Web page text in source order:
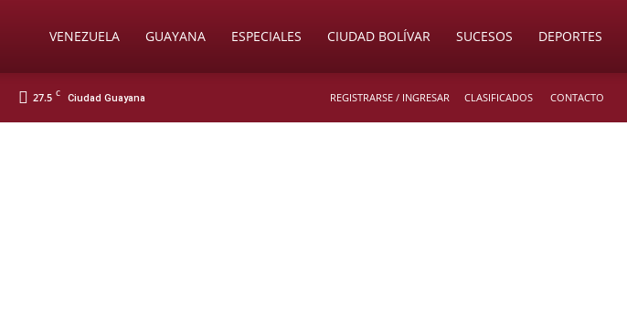
SoyVENEZUELA GUAYANA ESPECIALES CIUDAD BOLÍVAR SUCESOS DEPORTES
27.5 C Ciudad Guayana REGISTRARSE / INGRESAR CLASIFICADOS CONTACTO